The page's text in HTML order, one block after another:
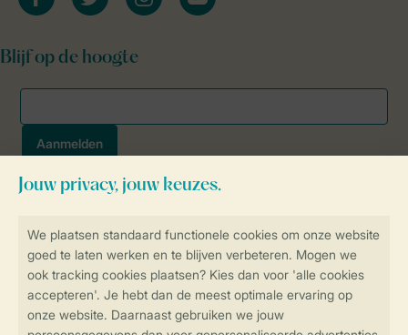
SSL certificaat
Veilige gegevensoverdracht
Veilige betaling
Blijf op de hoogte